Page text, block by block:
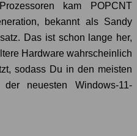
kam POPCNT
bekannt als Sandy
Das ist schon lange her,
Hardware wahrscheinlich
sodass Du in den meisten
neuesten Windows-11-